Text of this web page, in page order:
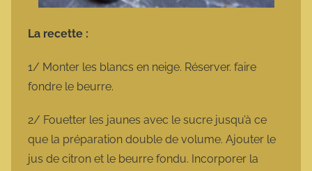
La recette :
1/ Monter les blancs en neige. Réserver. faire
fondre le beurre.
2/ Fouetter les jaunes avec le sucre jusqu’à ce
que la préparation double de volume. Ajouter le
jus de citron et le beurre fondu. Incorporer la